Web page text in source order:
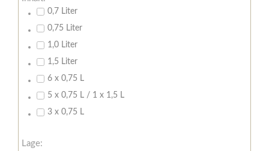
0,7 Liter
0,75 Liter
1,0 Liter
1,5 Liter
6 x 0,75 L
5 x 0,75 L / 1 x 1,5 L
3 x 0,75 L
Lage: